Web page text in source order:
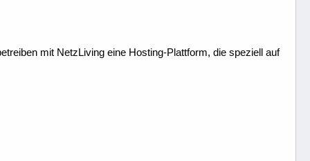
mit NetzLiving eine Hosting-Plattform, die speziell auf